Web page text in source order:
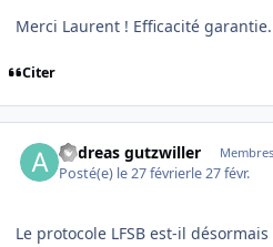
Merci Laurent ! Efficacité garantie.
Citer
andreas gutzwiller Membres
Posté(e) le 27 févrierle 27 févr.
Le protocole LFSB est-il